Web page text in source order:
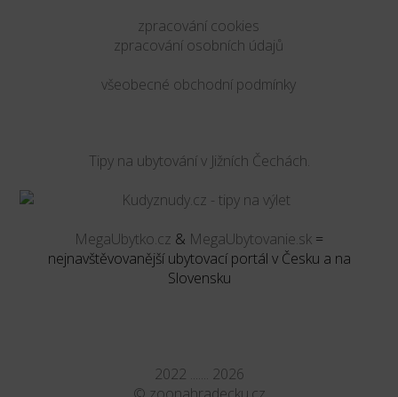
zpracování cookies
zpracování osobních údajů
všeobecné obchodní podmínky
Tipy na ubytování v Jižních Čechách.
MegaUbytko.cz & MegaUbytovanie.sk =
nejnavštěvovanější ubytovací portál v Česku a na
Slovensku
2022 ....... 2026